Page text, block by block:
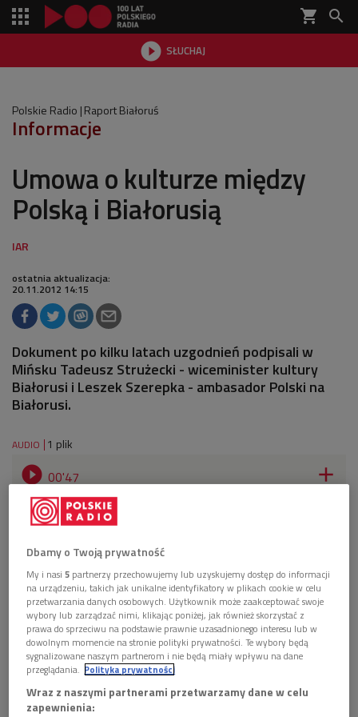
shopping_cart 
 SŁUCHAJ

Polskie Radio Raport Białoruś
Informacje
Umowa o kulturze między
Polską i Białorusią
ostatnia aktualizacja:
20.11.2012 14:15
Dokument po kilku latach uzgodnień podpisali w
Mińsku Tadeusz Strużecki - wiceminister kultury
Białorusi i Leszek Szerepka - ambasador Polski na
Białorusi.
AUDIO 1 plik
 00'47 
Relacja Włodzimierza Paca z Mińska (IAR)
Dbamy o Twoją prywatność
My i nasi5 partnerzy przechowujemy lub uzyskujemy dostęp do informacji
na urządzeniu, takich jak unikalne identyfikatory w plikach cookie w celu
przetwarzania danych osobowych. Użytkownik może zaakceptować swoje
wybory lub zarządzać nimi, klikając poniżej, jak również skorzystać z
prawa do sprzeciwu na podstawie prawnie uzasadnionego interesu lub w
dowolnym momencie na stronie polityki prywatności. Te wybory będą
sygnalizowane naszym partnerom i nie będą miały wpływu na dane
przeglądania. Polityka prywatności
Wraz z naszymi partnerami przetwarzamy dane w celu
zapewnienia: